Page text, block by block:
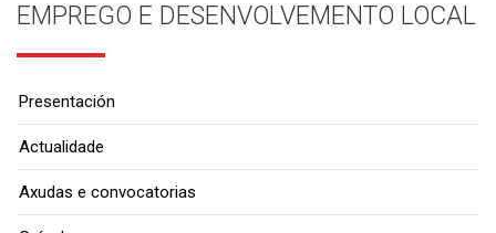
EMPREGO E DESENVOLVEMENTO LOCAL
Presentación
Actualidade
Axudas e convocatorias